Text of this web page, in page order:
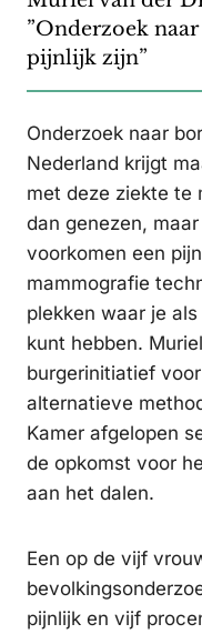
”Onderzoek
pijnlijk zijn”
Onderzoek naar
Nederland krijgt
met deze ziekte te
dan genezen,
voorkomen een
mammografie
plekken waar je
kunt hebben.
burgerinitiatief
alternatieve
Kamer afgelopen
de opkomst voor
aan het dalen.
Een op de vijf
pijnlijk en vijf